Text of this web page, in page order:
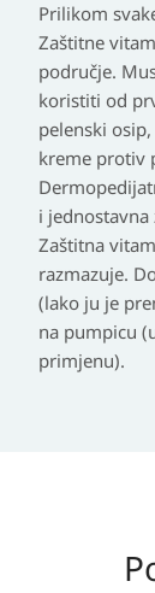
Prilikom
Zaštitne
područje.
koristiti od
pelenski
kreme protiv
i
Zaštitna
razmazuje.
(lako ju je
na pumpicu
primjenu).